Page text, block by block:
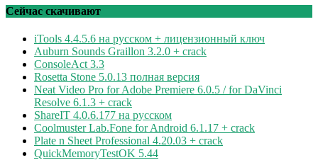
рубрикам
Сейчас скачивают
iTools 4.4.5.6 на русском + лицензионный ключ
Auburn Sounds Graillon 3.2.0 + crack
ConsoleAct 3.3
Rosetta Stone 5.0.13 полная версия
Neat Video Pro for Adobe Premiere 6.0.5 / for DaVinci
Resolve 6.1.3 + crack
ShareIT 4.0.6.177 на русском
Coolmuster Lab.Fone for Android 6.1.17 + crack
Plate n Sheet Professional 4.20.03 + crack
QuickMemoryTestOK 5.44